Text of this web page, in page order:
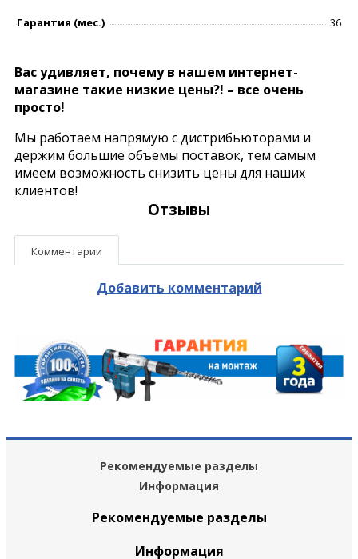
Гарантия (мес.) 36
Вас удивляет, почему в нашем интернет-
магазине такие низкие цены?! – все очень
просто!
Мы работаем напрямую с дистрибьюторами и
держим большие объемы поставок, тем самым
имеем возможность снизить цены для наших
клиентов!
Отзывы
Комментарии
Добавить комментарий
Рекомендуемые разделы
Информация
Рекомендуемые разделы
Информация